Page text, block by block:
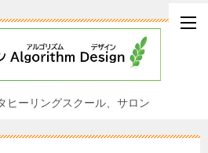
ヒーリングスクール、サロン